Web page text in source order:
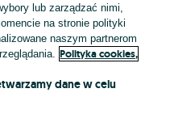
konto Google
lub zarządzać nimi,
na stronie polityki
naszym partnerom
Polityka cookies,
dane w celu